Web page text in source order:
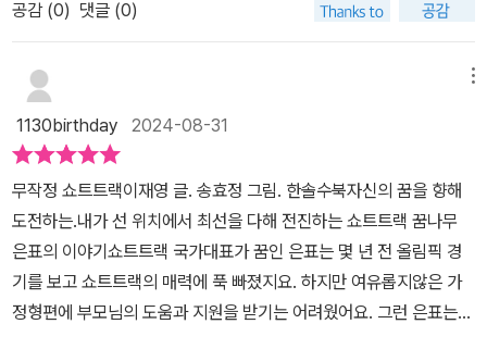
았어요.무작정 뛰기 시작해서 7주 차를 보내면서 신체적으로 특별히
달라진 부분은 없어요.하지만 뛸 수 있음에 감사한 마음부터 스스로
에 대한 긍정적인 생각들이 자랑스러워요.'시합이라는 게 일등을 목표
로도 하지만 자신의 실력을 객관적으로 평가받을 좋은 기회야.목표로
정했으니 최상의 컨디션으로 참여하게 남은 훈련에 힘쓰자.'저는 일등
은 중요하지 않다고 이야기는 하지만 일등은 꼬옥 필요해요.결과보다
는 과정이 정말 중요하지요.하지만 누구나 한 번은 일등이라는 그 성
공을 꼬옥 맛보아야 해요.그래야 그 기분을 알고, 도전의식을 심어주
다 열정을 배워가는 독서 시간이 되길 바랍니다. 🌿위 리뷰는 도서
를 제공받아, 솔직하게 작성하였습니다.
는 위기에 처하게 된다. 은표가 진짜 도현이를 다치게 한것일까..? 은
표는 이대로 꿈을 접고 쇼트트랙을 그만두게 될까..? 쇼트트랙 경기를
보며 그것을 꿈으로 이루고싶을 만큼 열정을 가지는 은표를 보고 나
는 과연 무언가에 저렇게 열정을 가져본 적이 있는가 생각해보게 되
었다. 무언가를 갈망하고, 그것을 이루어내기 위해 노력하는 은표의
모습이 대견하고 기특하다. 또 자신의 결백을 믿지못하고 모두가 의
심하는 상황에서 은표가 얼마나 힘들었을지.. 오해가 풀린 상황에서
도 누군가를 용서하는것도, 나를 힘들게한 상황으로 다시 돌아가는것
타'의 멤버였어요. '스타'는 '스케이트 타는 아이'의 줄임말이에요. 학
교에 쇼트트랙부가 생기고 방학 동안 선수 선발을 끝낸다는 소식을
들었어요. 111.12미터의 트랙을 돌며 전략과 기술로 치열하게 경쟁하
고, 보는 사람의 심장까지 조여들게 만드는 경기. 은표는 쇼트트랙 선
수가 되고 싶다는 꿈이 움텄어요.가게 일로 바쁜 부모님 때문에 망설
이고.......은표는 혼자서 쉬지 않고 연습을 했고 다행히 코치님의 눈에
띄어 해운초 쇼트트랙부가 되었어요. 도현이와 지민이는 쇼트트랙부
가 되려고 전학을 왔어요.스케이트를 타며 서로 경쟁도 하지만 서로
다독여 주기도 했어요.하지만 마음대로 다 잘 되지는 않았어요. 정정
당당한 승부를 겨루는 쇼트트랙은 아이들에게 어떤 감동과 희망을 줄
까요?출판사로부터 도서를 받아 읽고 후기를 작성하였습니다.
공감 (0) 댓글 (0)
1130birthday 2024-08-31
무작정 쇼트트랙이재영 글. 송효정 그림. 한솔수북자신의 꿈을 향해
도전하는.내가 선 위치에서 최선을 다해 전진하는 쇼트트랙 꿈나무
은표의 이야기쇼트트랙 국가대표가 꿈인 은표는 몇 년 전 올림픽 경
기를 보고 쇼트트랙의 매력에 푹 빠졌지요. 하지만 여유롭지않은 가
정형편에 부모님의 도움과 지원을 받기는 어려웠어요. 그런 은표는